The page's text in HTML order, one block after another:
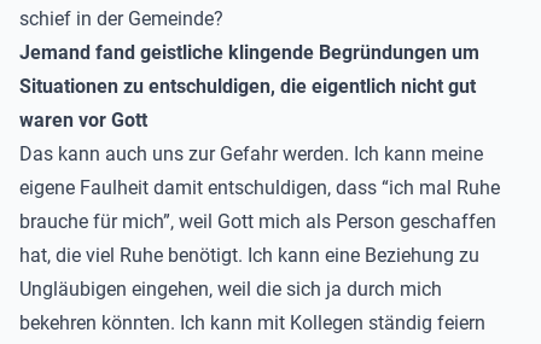
schief in der Gemeinde?
Jemand fand geistliche klingende Begründungen um
Situationen zu entschuldigen, die eigentlich nicht gut
waren vor Gott
Das kann auch uns zur Gefahr werden. Ich kann meine
eigene Faulheit damit entschuldigen, dass “ich mal Ruhe
brauche für mich”, weil Gott mich als Person geschaffen
hat, die viel Ruhe benötigt. Ich kann eine Beziehung zu
Ungläubigen eingehen, weil die sich ja durch mich
bekehren könnten. Ich kann mit Kollegen ständig feiern